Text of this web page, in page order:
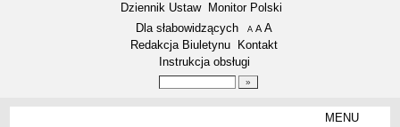
Dziennik Ustaw
Monitor Polski
Menu dodatkowe
Dla słabowidzących A pomniejsz czcionkę
A standardowy rozmiar czcionki
A
Redakcja Biuletynu
Kontakt
Instrukcja obsługi
MENU